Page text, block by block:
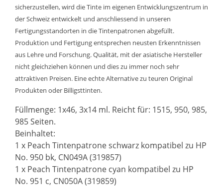
sicherzustellen, wird die Tinte im eigenen Entwicklungszentrum in
der Schweiz entwickelt und anschliessend in unseren
Fertigungsstandorten in die Tintenpatronen abgefüllt.
Produktion und Fertigung entsprechen neusten Erkenntnissen
aus Lehre und Forschung. Qualität, mit der asiatische Hersteller
nicht gleichziehen können und dies zu immer noch sehr
attraktiven Preisen. Eine echte Alternative zu teuren Original
Produkten oder Billigsttinten.
Füllmenge: 1x46, 3x14 ml. Reicht für: 1515, 950, 985,
985 Seiten.
Beinhaltet:
1 x Peach Tintenpatrone schwarz kompatibel zu HP
No. 950 bk, CN049A (319857)
1 x Peach Tintenpatrone cyan kompatibel zu HP
No. 951 c, CN050A (319859)